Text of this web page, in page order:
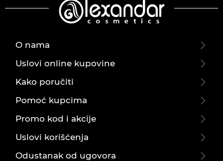
O nama
Uslovi online kupovine
Kako poručiti
Pomoć kupcima
Promo kod i akcije
Uslovi korišćenja
Odustanak od ugovora